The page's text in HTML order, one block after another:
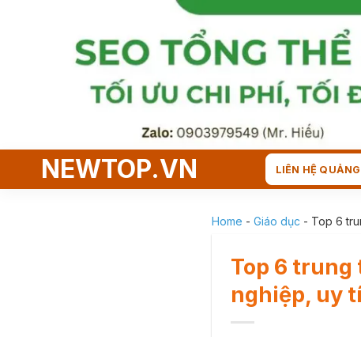
NEWTOP.VN LIÊN HỆ
Home -Giáo dục - Top 6
Top 6 trung
nghiệp, uy